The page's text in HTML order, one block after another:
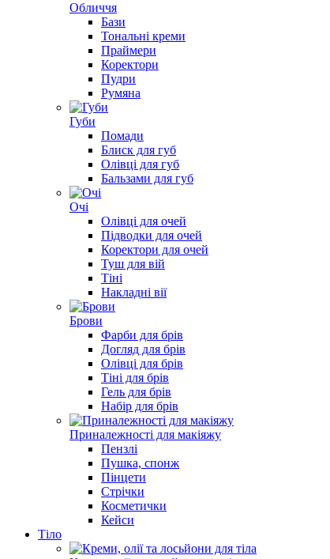
Обличчя
Бази
Тональні креми
Праймери
Коректори
Пудри
Румяна
Губи
Помади
Блиск для губ
Олівці для губ
Бальзами для губ
Очі
Олівці для очей
Підводки для очей
Коректори для очей
Туш для вій
Тіні
Накладні вії
Брови
Фарби для брів
Догляд для брів
Олівці для брів
Тіні для брів
Гель для брів
Набір для брів
Приналежності для макіяжу
Пензлі
Пушка, спонж
Пінцети
Стрічки
Косметички
Кейси
Тіло